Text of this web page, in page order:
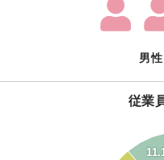
男性
従業